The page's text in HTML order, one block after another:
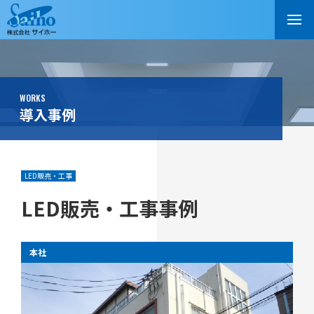
WORKS
導入事例
LED販売・工事
LED販売・工事事例
本社